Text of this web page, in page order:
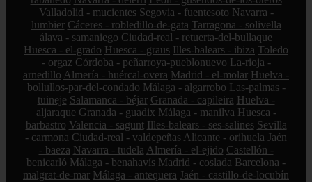
Valladolid - mucientes Segovia - fuentesoto Navarra -
lumbier Cáceres - robledillo-de-gata Tarragona - solivella
álava - samaniego Ciudad-real - retuerta-del-bullaque
Huesca - el-grado Huesca - graus Illes-balears - ibiza Toledo
- orgaz Córdoba - peñarroya-pueblonuevo La-rioja -
arnedillo Almería - huércal-overa Madrid - el-molar Huelva -
bollullos-par-del-condado Málaga - algarrobo Las-palmas -
tuineje Salamanca - béjar Granada - capileira Huelva -
aljaraque Granada - guadix Málaga - manilva Huesca -
barbastro Valencia - sagunt Illes-balears - ses-salines Sevilla
- carmona Ciudad-real - valdepeñas Alicante - orihuela Jaén
- baeza Navarra - tudela Almería - el-ejido Castellón -
benicarló Málaga - benahavís Madrid - coslada Barcelona -
malgrat-de-mar Málaga - antequera Jaén - castillo-de-locubín